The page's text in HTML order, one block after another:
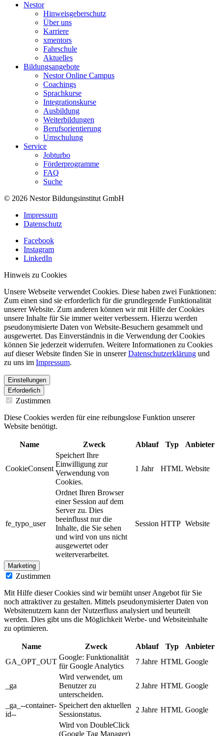
Nestor
Hinweisgeberschutz
Über uns
Karriere
xmentors
Fahrschule
Aktuelles
Bildungsangebote
Nestor Online Campus
Coachings
Sprachkurse
Integrationskurse
Ausbildung
Weiterbildungen
Berufsorientierung
Umschulung
Service
Jobturbo
Förderprogramme
FAQ
Suche
© 2026 Nestor Bildungsinstitut GmbH
Impressum
Datenschutz
Facebook
Instagram
LinkedIn
Hinweis zu Cookies
Unsere Webseite verwendet Cookies. Diese haben zwei Funktionen:
Zum einen sind sie erforderlich für die grundlegende Funktionalität
unserer Website. Zum anderen können wir mit Hilfe der Cookies
unsere Inhalte für Sie immer weiter verbessern. Hierzu werden
pseudonymisierte Daten von Website-Besuchern gesammelt und
ausgewertet. Das Einverständnis in die Verwendung der Cookies
können Sie jederzeit widerrufen. Weitere Informationen zu Cookies
auf dieser Website finden Sie in unsererDatenschutzerklärung und
zu uns im Impressum.
Einstellungen
Erforderlich
Zustimmen
Diese Cookies werden für eine reibungslose Funktion unserer
Website benötigt.
Name Zweck Ablauf Typ Anbieter
CookieConsent
Speichert Ihre
Einwilligung zur
Verwendung von
Cookies.
1 Jahr HTML Website
fe_typo_user
Ordnet Ihren Browser
einer Session auf dem
Server zu. Dies
beeinflusst nur die
Inhalte, die Sie sehen
und wird von uns nicht
ausgewertet oder
weiterverarbeitet.
Session HTTP Website
Marketing
Zustimmen
Mit Hilfe dieser Cookies sind wir bemüht unser Angebot für Sie
noch attraktiver zu gestalten. Mittels pseudonymisierter Daten von
Websitenutzern kann der Nutzerfluss analysiert und beurteilt
werden. Dies gibt uns die Möglichkeit Werbe- und Websiteinhalte
zu optimieren.
Name Zweck Ablauf Typ
Anbieter
GA_OPT_OUT
Google: Funktionalität
für Google Analytics
7 Jahre HTML Google
_ga
Wird verwendet, um
Benutzer zu
unterscheiden.
2 Jahre HTML Google
_ga_--container-
id--
Speichert den aktuellen
Sessionstatus.
2 Jahre HTML Google
Wird von DoubleClick
(Google Tag Manager)